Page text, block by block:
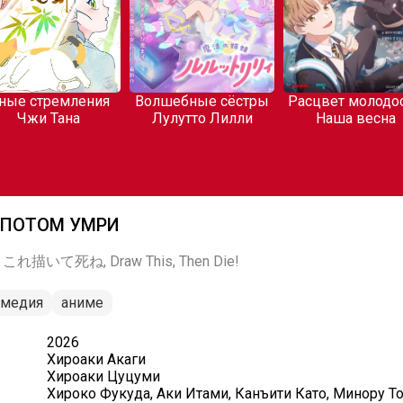
стремления
Чжи Тана
Волшебные сёстры
Лулутто Лилли
Расцвет
Наша весна
УМРИ
れ描いて死ね, Draw This, Then Die!
аниме
2026
Хироаки Акаги
Хироаки Цуцуми
Хироко Фукуда, Аки Итами, Канъити Като, Минору